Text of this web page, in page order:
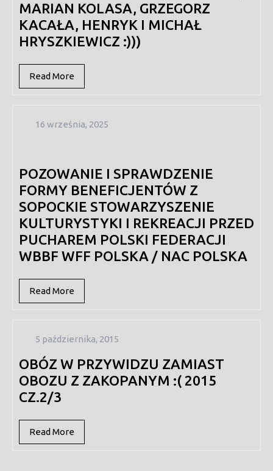
MARIAN KOLASA, GRZEGORZ
KACAŁA, HENRYK I MICHAŁ
HRYSZKIEWICZ :)))
Read More
More
16 września, 202516
POZOWANIE I SPRAWDZENIE
FORMY BENEFICJENTÓW Z
SOPOCKIE STOWARZYSZENIE
KULTURYSTYKI I REKREACJI PRZED
PUCHAREM POLSKI FEDERACJI
WBBF WFF POLSKA / NAC POLSKA
Read More
More
5 października, 20155
2015
OBÓZ W PRZYWIDZU ZAMIAST
OBOZU Z ZAKOPANYM :( 2015
CZ.2/3
Read More
More